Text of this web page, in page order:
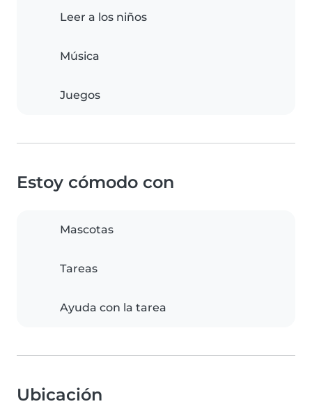
Leer a los niños
Música
Juegos
Estoy cómodo con
Mascotas
Tareas
Ayuda con la tarea
Ubicación